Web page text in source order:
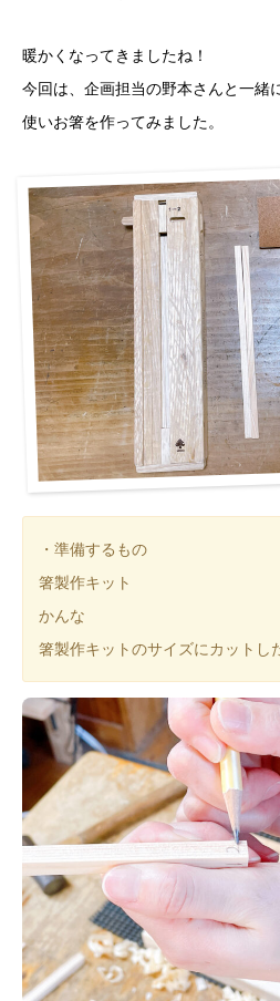
暖かくなってきましたね！
今回は、企画担当の野本さんと一緒
使いお箸を作ってみました。
・準備するもの
箸製作キット
かんな
箸製作キットのサイズにカットし